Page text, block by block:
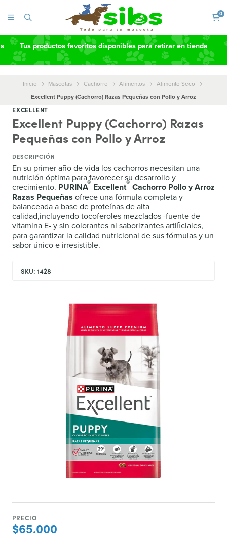
0
Tus productos favoritos disponibles para retirar en tienda
Inicio Mascotas Cachorro Alimentos
Alimento Seco
Excellent Puppy (Cachorro) Razas Pequeñas con Pollo y Arroz
EXCELLENT
Excellent Puppy (Cachorro) Razas
Pequeñas con Pollo y Arroz
DESCRIPCIÓN
En su primer año de vida los cachorros necesitan una
nutrición óptima para favorecer su desarrollo y
crecimiento. PURINA® Excellent®Cachorro Pollo y Arroz
Razas Pequeñas ofrece una fórmula completa y
balanceada a base de proteínas de alta
calidad,incluyendo tocoferoles mezclados -fuente de
vitamina E- y sin colorantes ni saborizantes artiﬁciales,
para garantizar la calidad nutricional de sus fórmulas y un
sabor único e irresistible.
SKU: 1428
PRECIO
$65.000